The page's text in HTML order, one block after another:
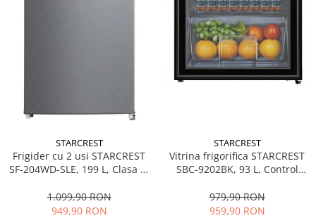
STARCREST
Frigider cu 2 usi STARCREST
SF-204WD-SLE, 199 L, Clasa E,
Termostat Ajustabil, Usi
reversibile, H 143 cm, Argintiu
1.099,90 RON
949,90 RON
STARCREST
Vitrina frigorifica STARCREST
SBC-9202BK, 93 L, Control
83.2 cm, Negru
979,90 RON
959,90 RON